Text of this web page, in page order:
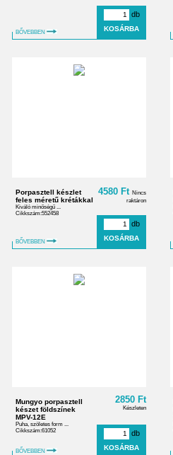
BŐVEBBEN
db
Porpasztell készlet
feles méretű krétákkal
Kiváló minőségű ...
Cikkszám:552458
BŐVEBBEN
4580 Ft Nincs
raktáron
db
Mungyo porpasztell
készet földszínek
MPV-12E
Puha, szöletes form ...
Cikkszám:61052
BŐVEBBEN
2850 Ft
Készleten
db